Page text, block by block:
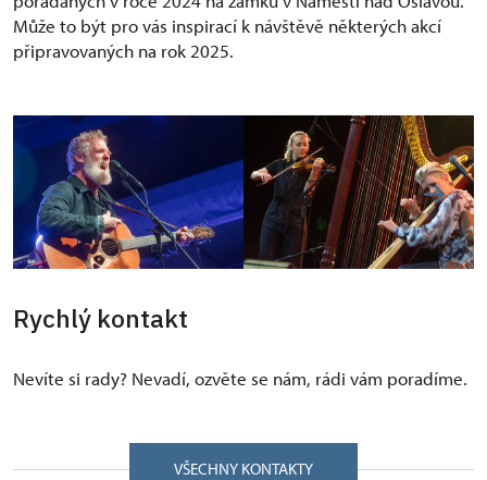
Může to být pro vás inspirací k návštěvě některých akcí
připravovaných na rok 2025.
Rychlý kontakt
Nevíte si rady? Nevadí, ozvěte se nám, rádi vám poradíme.
VŠECHNY KONTAKTY